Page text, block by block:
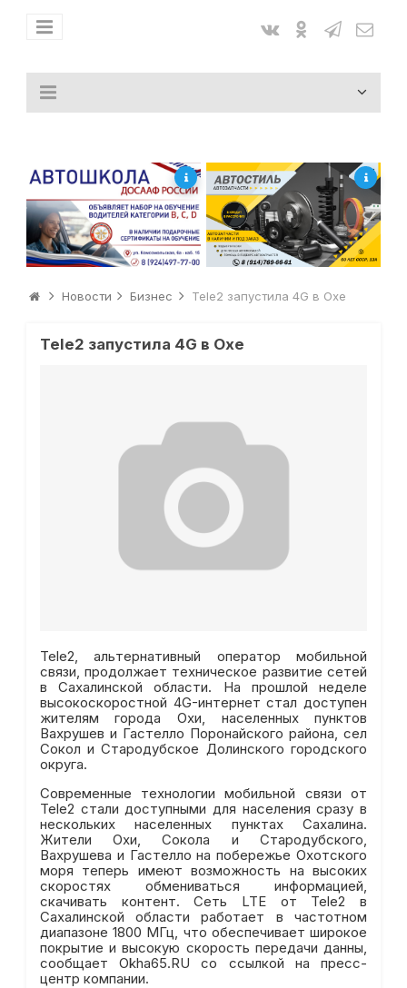
Новости Бизнес Tele2 запустила 4G в Охе
Tele2 запустила 4G в Охе
Tele2, альтернативный оператор мобильной
связи, продолжает техническое развитие сетей
в Сахалинской области. На прошлой неделе
высокоскоростной 4G-интернет стал доступен
жителям города Охи, населенных пунктов
Вахрушев и Гастелло Поронайского района, сел
Сокол и Стародубское Долинского городского
округа.
Современные технологии мобильной связи от
Tele2 стали доступными для населения сразу в
нескольких населенных пунктах Сахалина.
Жители Охи, Сокола и Стародубского,
Вахрушева и Гастелло на побережье Охотского
моря теперь имеют возможность на высоких
скоростях обмениваться информацией,
скачивать контент. Сеть LTE от Tele2 в
Сахалинской области работает в частотном
диапазоне 1800 МГц, что обеспечивает широкое
покрытие и высокую скорость передачи данны,
сообщает Okha65.RU со ссылкой на пресс-
центр компании.